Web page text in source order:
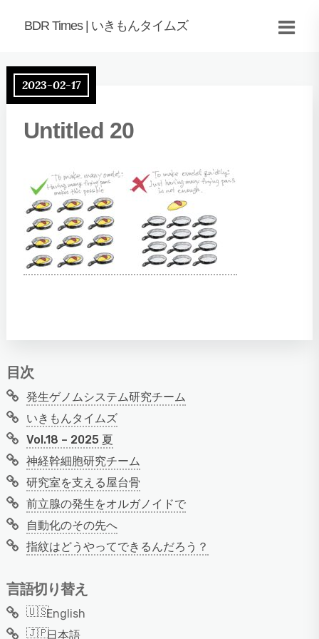
BDR Times | いきもんタイムズ
2023-02-17
Untitled 20
目次
発生ゲノムシステム研究チーム
いきもんタイムズ
Vol.18 – 2025 夏
神経幹細胞研究チーム
研究室を支える屋台骨
前立腺の発生をオルガノイドで
自動化のその先へ
指紋はどうやってできるんだろう？
言語切り替え
English
日本語